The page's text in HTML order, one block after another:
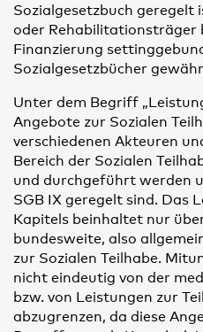
Sozialgesetzbuch geregelt
oder Rehabilitationsträger
Finanzierung
Sozialgesetzbücher
Unter dem Begriff
Angebote zur Sozialen
verschiedenen Akteuren
Bereich der Sozialen
und durchgeführt werden
SGB IX geregelt sind. Das
Kapitels beinhaltet nur
bundesweite, also
zur Sozialen Teilhabe.
nicht eindeutig von der
bzw. von Leistungen zur
abzugrenzen, da diese